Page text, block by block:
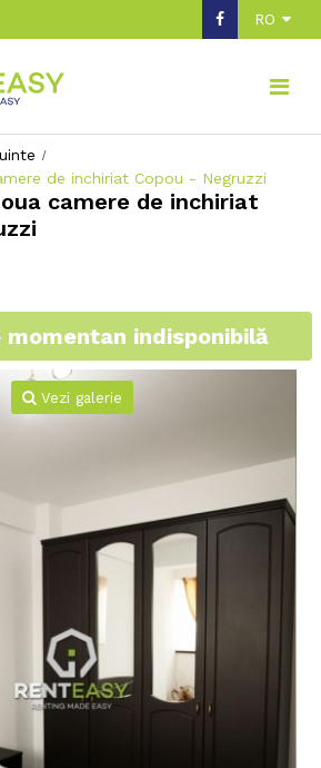
RO
de inchiriat Copou - Negruzzi
camere de inchiriat
indisponibilă
Vezi galerie